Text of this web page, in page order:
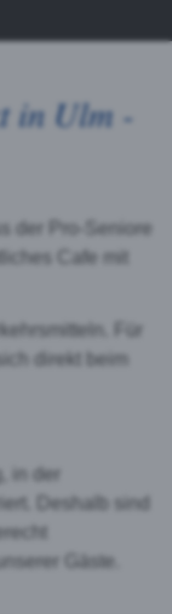
in Ulm -
der Pro-Seniore
Cafe mit
Für
direkt beim
in der
Deshalb sind
Gäste.